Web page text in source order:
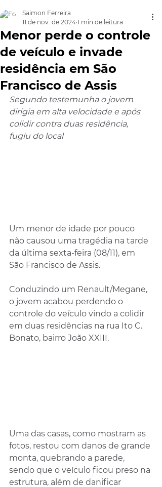
Menor perde o controle
de veículo e invade
residência em São
Francisco de Assis
Saimon Ferreira
11 de nov. de 2024 1 min de leitura
Segundo testemunha o jovem
dirigia em alta velocidade e após
colidir contra duas residência,
fugiu do local
Um menor de idade por pouco
não causou uma tragédia na tarde
da última sexta-feira (08/11), em
São Francisco de Assis.
Conduzindo um Renault/Megane,
o jovem acabou perdendo o
controle do veículo vindo a colidir
em duas residências na rua Ito C.
Bonato, bairro João XXIII.
Uma das casas, como mostram as
fotos, restou com danos de grande
monta, quebrando a parede,
sendo que o veículo ficou preso na
estrutura, além de danificar